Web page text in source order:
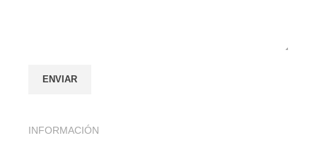
INFORMACIÓN